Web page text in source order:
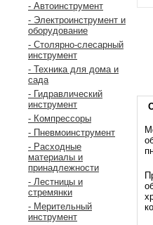
- Автоинструмент
- Электроинструмент и
оборудование
- Столярно-слесарный
инструмент
- Техника для дома и
сада
- Гидравлический
инструмент
- Компрессоры
- Пневмоинструмент
- Расходные
материалы и
принадлежности
- Лестницы и
стремянки
- Мерительный
инструмент